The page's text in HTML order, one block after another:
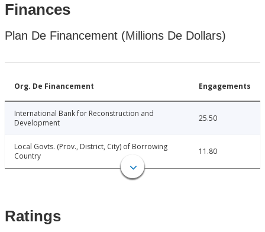
Finances
Plan De Financement (Millions De Dollars)
Org. De Financement Engagements
International Bank for Reconstruction and
Development
25.50
Local Govts. (Prov., District, City) of Borrowing
Country
11.80
Ratings